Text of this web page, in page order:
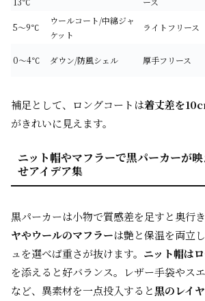
5〜9℃
ウールコート/中綿ジャ
ケット
ライトフリース
0〜4℃ ダウン/防風シェル 厚手フリース
補足として、ロングコートは着丈差を
がきれいに見えます。
ニット帽やマフラーで黒パーカーが
せアイデア集
黒パーカーは小物で質感差を足すと奥行き
ヤやウールのマフラーは艶と保温を両立
ュを選べば重さが抜けます。 ニット帽は
を添えると好バランス。レザー手袋やス
など、異素材を一点投入すると黒のレイ